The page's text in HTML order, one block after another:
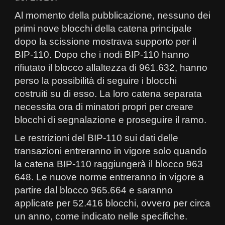
Al momento della pubblicazione, nessuno dei
primi nove blocchi della catena principale
dopo la scissione mostrava supporto per il
BIP-110. Dopo che i nodi BIP-110 hanno
rifiutato il blocco allaltezza di 961.632, hanno
perso la possibilità di seguire i blocchi
costruiti su di esso. La loro catena separata
necessita ora di minatori propri per creare
blocchi di segnalazione e proseguire il ramo.
Le restrizioni del BIP-110 sui dati delle
transazioni entreranno in vigore solo quando
la catena BIP-110 raggiungerà il blocco 963
648. Le nuove norme entreranno in vigore a
partire dal blocco 965.664 e saranno
applicate per 52.416 blocchi, ovvero per circa
un anno, come indicato nelle specifiche.